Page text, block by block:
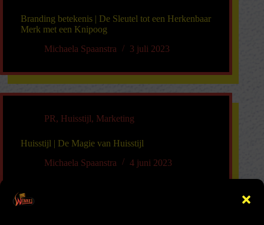
Branding betekenis | De Sleutel tot een Herkenbaar
Merk met een Knipoog
Michaela Spaanstra
3 juli 2023
PR, Huisstijl, Marketing
Huisstijl | De Magie van Huisstijl
Michaela Spaanstra
4 juni 2023